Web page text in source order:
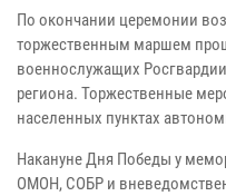
По окончании церемонии
торжественным маршем
военнослужащих
региона. Торжественные
населенных пунктах
Накануне Дня Победы у
ОМОН, СОБР и